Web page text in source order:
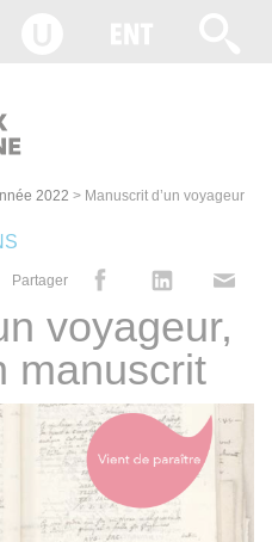
2022 > Manuscrit d’un voyageur
Partager
voyageur,
manuscrit